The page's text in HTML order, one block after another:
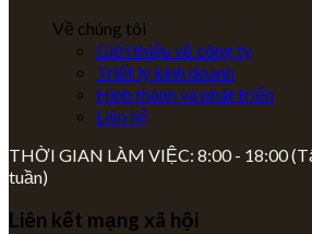
Về chúng tôi
Giới thiệu về công ty
Triết lý kinh doanh
Hình thành và phát triển
Liên hệ
THỜI GIAN LÀM VIỆC: 8:00 - 18:00
tuần)
Liên kết mạng xã hội